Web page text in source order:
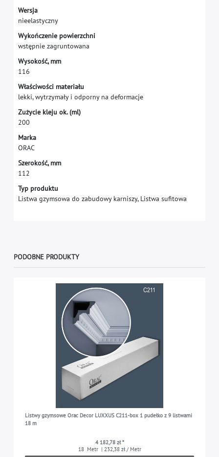
Wersja
nieelastyczny
Wykończenie powierzchni
wstępnie zagruntowana
Wysokość, mm
116
Właściwości materiału
lekki, wytrzymały i odporny na deformacje
Zużycie kleju ok. (ml)
200
Marka
ORAC
Szerokość, mm
112
Typ produktu
Listwa gzymsowa do zabudowy karniszy, Listwa sufitowa
PODOBNE PRODUKTY
Listwy gzymsowe Orac Decor LUXXUS C211-box 1 pudełko z 9 listwami
18 m
4 182,78 zł *
18 Metr | 232,38 zł / Metr